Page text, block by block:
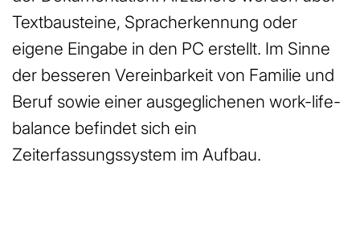
Textbausteine, Spracherkennung oder
eigene Eingabe in den PC erstellt. Im Sinne
der besseren Vereinbarkeit von Familie und
Beruf sowie einer ausgeglichenen work-life-
balance befindet sich ein
Zeiterfassungssystem im Aufbau.